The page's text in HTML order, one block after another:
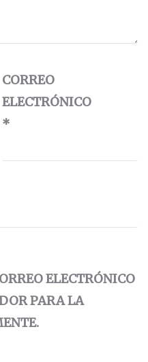
CORREO
ELECTRÓNICO
*
ELECTRÓNICO
PARA LA